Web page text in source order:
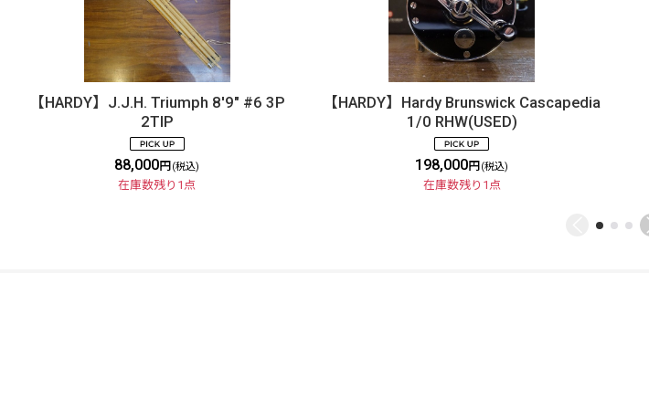
【HARDY】J.J.H. Triumph 8'9" #6 3P
2TIP
88,000円 (税込)
在庫数残り1点
【HARDY】Hardy Brunswick Cascapedia
1/0 RHW(USED)
198,000円 (税込)
在庫数残り1点